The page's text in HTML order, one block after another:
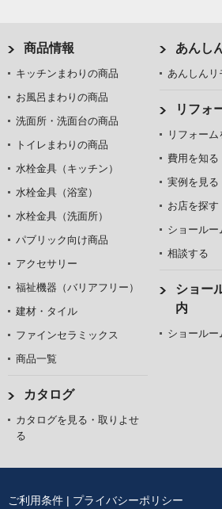
商品情報
キッチンまわりの商品
お風呂まわりの商品
洗面所・洗面台の商品
トイレまわりの商品
水栓金具（キッチン）
水栓金具（浴室）
水栓金具（洗面所）
パブリック向け商品
アクセサリー
福祉機器（バリアフリー）
建材・タイル
ファインセラミックス
商品一覧
カタログ
カタログを見る・取りよせ
る
あんし
あんしんリ
リフォ
リフォー
費用を知る
実例を見る
お店を探す
ショールー
相談する
ショー
内
ショールー
ご利用条件 | プライバシーポリシー